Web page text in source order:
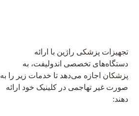
تجهیزات پزشکی راژین با ارائه
دستگاه‌های تخصصی اندولیفت، به
پزشکان اجازه می‌دهد تا خدمات زیر را به
صورت غیر تهاجمی در کلینیک خود ارائه
دهند: